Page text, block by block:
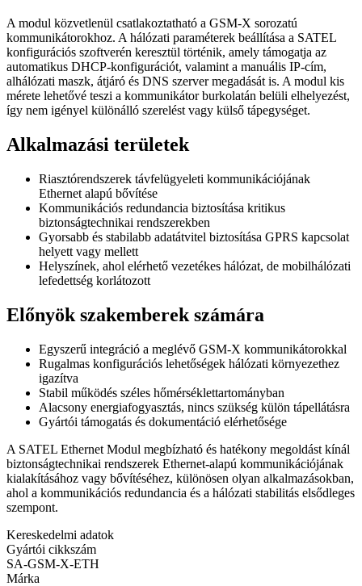
A modul közvetlenül csatlakoztatható a GSM-X sorozatú
kommunikátorokhoz. A hálózati paraméterek beállítása a SATEL
konfigurációs szoftverén keresztül történik, amely támogatja az
automatikus DHCP-konfigurációt, valamint a manuális IP-cím,
alhálózati maszk, átjáró és DNS szerver megadását is. A modul kis
mérete lehetővé teszi a kommunikátor burkolatán belüli elhelyezést,
így nem igényel különálló szerelést vagy külső tápegységet.
Alkalmazási területek
Riasztórendszerek távfelügyeleti kommunikációjának
Ethernet alapú bővítése
Kommunikációs redundancia biztosítása kritikus
biztonságtechnikai rendszerekben
Gyorsabb és stabilabb adatátvitel biztosítása GPRS kapcsolat
helyett vagy mellett
Helyszínek, ahol elérhető vezetékes hálózat, de mobilhálózati
lefedettség korlátozott
Előnyök szakemberek számára
Egyszerű integráció a meglévő GSM-X kommunikátorokkal
Rugalmas konfigurációs lehetőségek hálózati környezethez
igazítva
Stabil működés széles hőmérséklettartományban
Alacsony energiafogyasztás, nincs szükség külön tápellátásra
Gyártói támogatás és dokumentáció elérhetősége
A SATEL Ethernet Modul megbízható és hatékony megoldást kínál
biztonságtechnikai rendszerek Ethernet-alapú kommunikációjának
kialakításához vagy bővítéséhez, különösen olyan alkalmazásokban,
ahol a kommunikációs redundancia és a hálózati stabilitás elsődleges
szempont.
Kereskedelmi adatok
Gyártói cikkszám
SA-GSM-X-ETH
Márka